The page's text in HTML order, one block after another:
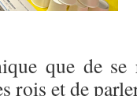
que de
rois et de